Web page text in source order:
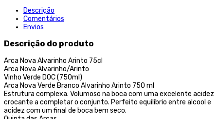
Descrição
Comentários
Envios
Descrição do produto
Arca Nova Alvarinho Arinto 75cl
Arca Nova Alvarinho/Arinto
Vinho Verde DOC (750ml)
Arca Nova Verde Branco Alvarinho Arinto 750 ml
Estrutura complexa. Volumoso na boca com uma excelente acidez
crocante a completar o conjunto. Perfeito equilíbrio entre alcool e
acidez com um final de boca bem seco.